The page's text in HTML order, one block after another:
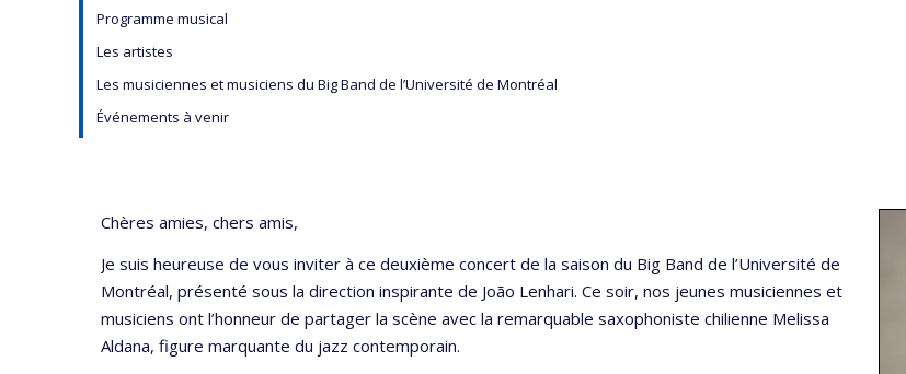
Programme musical
Les artistes
Les musiciennes et musiciens du Big Band de l’Université de Montréal
Événements à venir
Chères amies, chers amis,
Je suis heureuse de vous inviter à ce deuxième concert de la saison du Big Band de l’Université de
Montréal, présenté sous la direction inspirante de João Lenhari. Ce soir, nos jeunes musiciennes et
musiciens ont l’honneur de partager la scène avec la remarquable saxophoniste chilienne Melissa
Aldana, figure marquante du jazz contemporain.